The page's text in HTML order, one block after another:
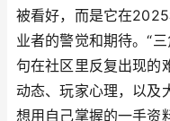
被看好，而是它在
业者的警觉和期待。“
句在社区里反复出现的
动态、玩家心理，以及
想用自己掌握的一手资